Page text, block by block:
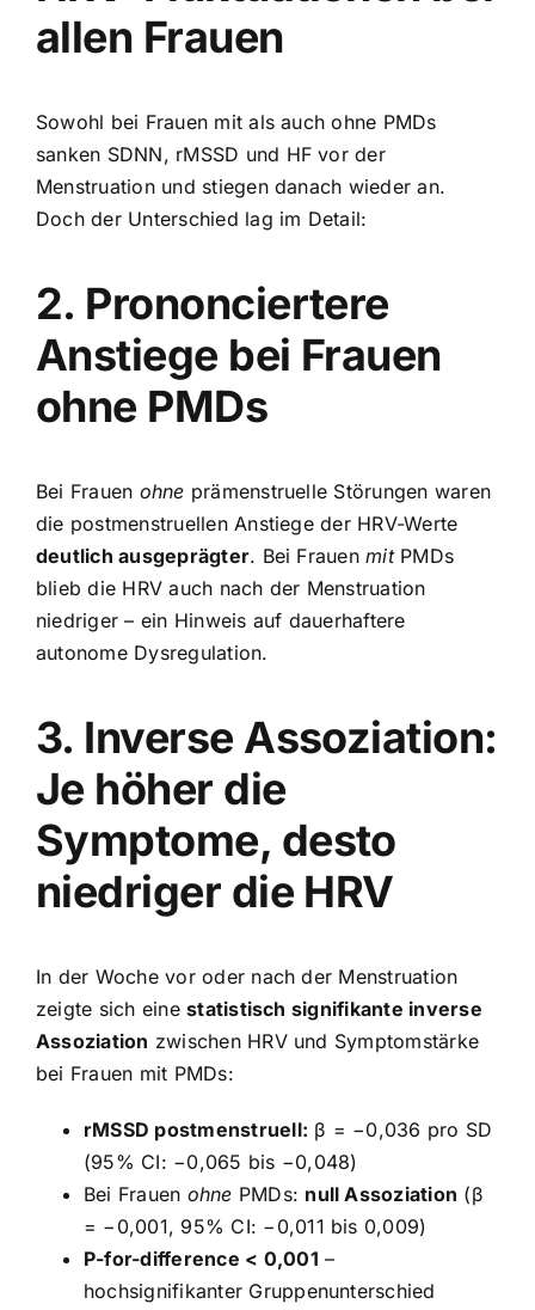
allen Frauen
Sowohl bei Frauen mit als auch ohne PMDs
sanken SDNN, rMSSD und HF vor der
Menstruation und stiegen danach wieder an.
Doch der Unterschied lag im Detail:
2. Prononciertere
Anstiege bei Frauen
ohne PMDs
Bei Frauen ohne prämenstruelle Störungen waren
die postmenstruellen Anstiege der HRV-Werte
deutlich ausgeprägter. Bei FrauenmitPMDs
blieb die HRV auch nach der Menstruation
niedriger – ein Hinweis auf dauerhaftere
autonome Dysregulation.
3. Inverse Assoziation:
Je höher die
Symptome, desto
niedriger die HRV
In der Woche vor oder nach der Menstruation
zeigte sich einestatistisch signifikante inverse
Assoziation zwischen HRV und Symptomstärke
bei Frauen mit PMDs:
rMSSD postmenstruell: β = −0,036 pro SD
(95% CI: −0,065 bis −0,048)
Bei Frauen ohne PMDs: null Assoziation (β
= −0,001, 95% CI: −0,011 bis 0,009)
P-for-difference < 0,001 –
hochsignifikanter Gruppenunterschied